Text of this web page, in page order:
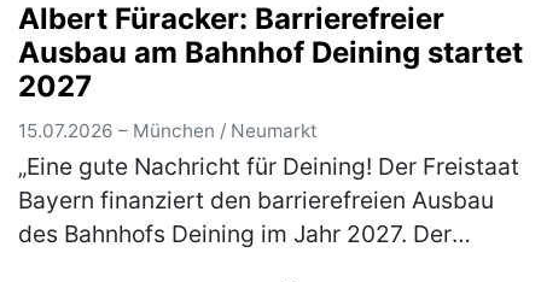
3. Nachtrag für die baulichen Brandschutz…
(mehr)
Albert Füracker: Barrierefreier
Ausbau am Bahnhof Deining startet
2027
15.07.2026 – München / Neumarkt
„Eine gute Nachricht für Deining! Der Freistaat
Bayern finanziert den barrierefreien Ausbau
des Bahnhofs Deining im Jahr 2027. Der